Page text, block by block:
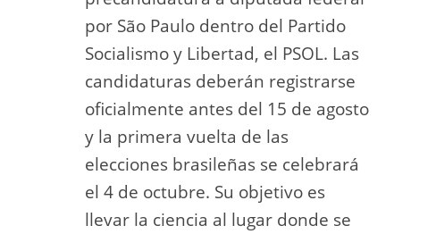
por São Paulo dentro del Partido
Socialismo y Libertad, el PSOL. Las
candidaturas deberán registrarse
oficialmente antes del 15 de agosto
y la primera vuelta de las
elecciones brasileñas se celebrará
el 4 de octubre. Su objetivo es
llevar la ciencia al lugar donde se